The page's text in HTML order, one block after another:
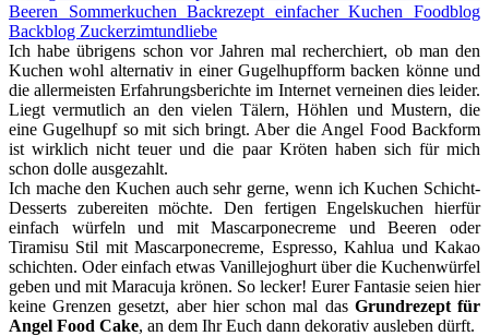
Ich habe übrigens schon vor Jahren mal recherchiert, ob man den
Kuchen wohl alternativ in einer Gugelhupfform backen könne und
die allermeisten Erfahrungsberichte im Internet verneinen dies leider.
Liegt vermutlich an den vielen Tälern, Höhlen und Mustern, die
eine Gugelhupf so mit sich bringt. Aber die Angel Food Backform
ist wirklich nicht teuer und die paar Kröten haben sich für mich
schon dolle ausgezahlt.
Ich mache den Kuchen auch sehr gerne, wenn ich Kuchen Schicht-
Desserts zubereiten möchte. Den fertigen Engelskuchen hierfür
einfach würfeln und mit Mascarponecreme und Beeren oder
Tiramisu Stil mit Mascarponecreme, Espresso, Kahlua und Kakao
schichten. Oder einfach etwas Vanillejoghurt über die Kuchenwürfel
geben und mit Maracuja krönen. So lecker! Eurer Fantasie seien hier
keine Grenzen gesetzt, aber hier schon mal das Grundrezept für
Angel Food Cake, an dem Ihr Euch dann dekorativ ausleben dürft.